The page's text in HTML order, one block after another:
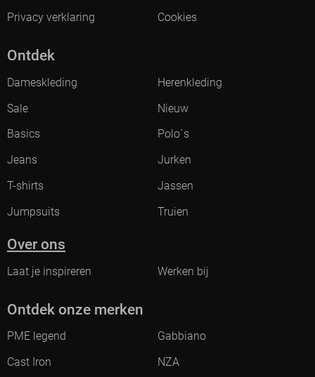
Privacy verklaring
Cookies
Ontdek
Dameskleding
Herenkleding
Sale
Nieuw
Basics
Polo`s
Jeans
Jurken
T-shirts
Jassen
Jumpsuits
Truien
Over ons
Laat je inspireren Werken bij
Ontdek onze merken
PME legend
Gabbiano
Cast Iron
NZA